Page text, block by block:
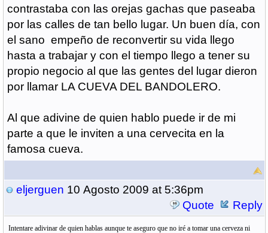
contrastaba con las orejas gachas que paseaba
por las calles de tan bello lugar. Un buen día, con
el sano empeño de reconvertir su vida llego
hasta a trabajar y con el tiempo llego a tener su
propio negocio al que las gentes del lugar dieron
por llamar LA CUEVA DEL BANDOLERO.
Al que adivine de quien hablo puede ir de mi
parte a que le inviten a una cervecita en la
famosa cueva.
eljerguen 10 Agosto 2009 at 5:36pm
Quote
Reply
Intentare adivinar de quien hablas aunque te aseguro que no iré a tomar una cerveza ni